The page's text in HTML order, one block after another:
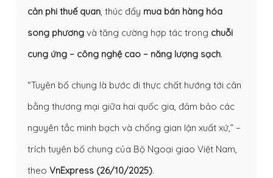
cản phi thuế quan, thúc đẩy mua bán hàng hóa
song phương và tăng cường hợp tác trong chuỗi
cung ứng – công nghệ cao – năng lượng sạch.
“Tuyên bố chung là bước đi thực chất hướng tới cân
bằng thương mại giữa hai quốc gia, đảm bảo các
nguyên tắc minh bạch và chống gian lận xuất xứ,” –
trích tuyên bố chung của Bộ Ngoại giao Việt Nam,
theo VnExpress (26/10/2025).